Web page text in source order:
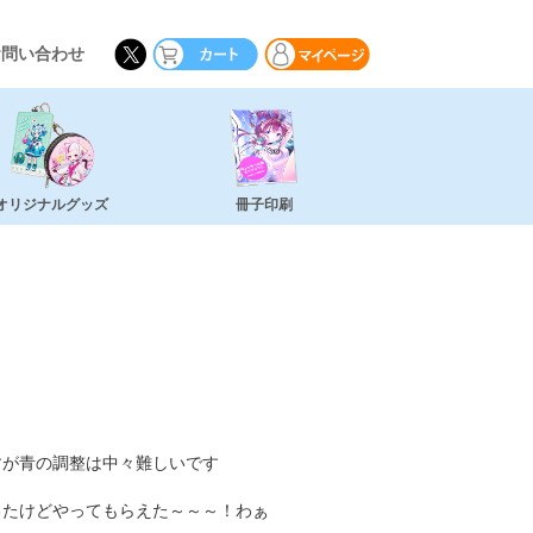
い合わせ
リジナルグッズ 冊子印刷
青の調整は中々難しいです
けどやってもらえた～～～！わぁ